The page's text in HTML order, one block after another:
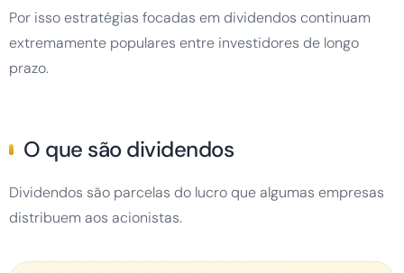
Por isso estratégias focadas em dividendos continuam
extremamente populares entre investidores de longo
prazo.
O que são dividendos
Dividendos são parcelas do lucro que algumas empresas
distribuem aos acionistas.